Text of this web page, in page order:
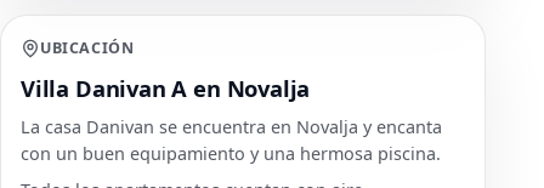
UBICACIÓN
Villa Danivan A en Novalja
La casa Danivan se encuentra en Novalja y encanta
con un buen equipamiento y una hermosa piscina.